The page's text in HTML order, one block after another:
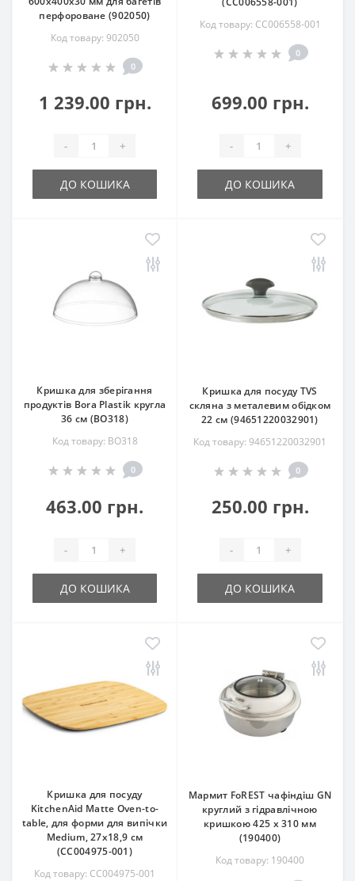
перфороване (902050)
Код товару: 902050
0
1 239.00 грн.
- +
ДО КОШИКА
Код товару: CC006558-001
0
699.00 грн.
- +
ДО КОШИКА
Кришка для зберігання
продуктів Bora Plastik кругла
36 см (BO318)
Код товару: BO318
0
463.00 грн.
- +
ДО КОШИКА
Кришка для посуду TVS
скляна з металевим обідком
22 см (94651220032901)
Код товару: 94651220032901
0
250.00 грн.
- +
ДО КОШИКА
Кришка для посуду
KitchenAid Matte Oven-to-
table, для форми для випічки
Medium, 27х18,9 см
(CC004975-001)
Код товару: CC004975-001
Мармит FoREST чафіндіш GN
круглий з гідравлічною
кришкою 425 x 310 мм
(190400)
Код товару: 190400